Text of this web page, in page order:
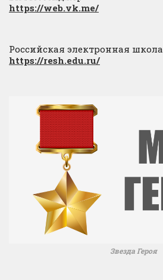
https://web.vk.me/
Российская электронная школа
https://resh.edu.ru/
Звезда Героя